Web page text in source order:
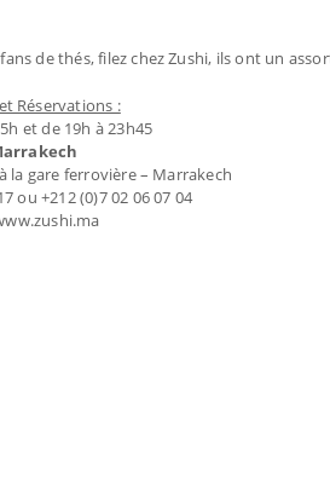
de thés, filez chez Zushi, ils ont un
Réservations :
et de 19h à 23h45
la gare ferrovière – Marrakech
ou +212 (0)7 02 06 07 04